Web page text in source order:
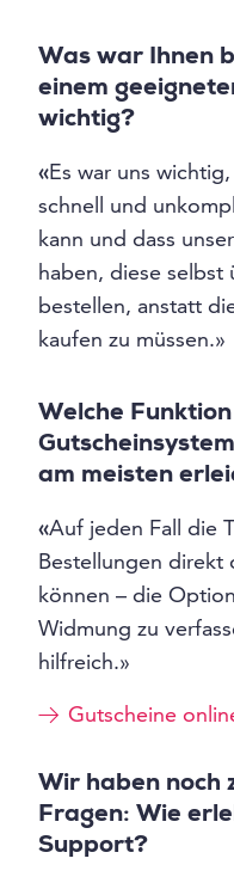
Was war Ihnen
einem
wichtig?
«Es war uns
schnell und
kann und dass
haben, diese selbst
bestellen, anstatt
kaufen zu müssen.»
Welche
am meisten
«Auf jeden Fall die
Bestellungen
können – die
Widmung zu
hilfreich.»
Gutscheine
Wir haben noch
Fragen: Wie
Support?